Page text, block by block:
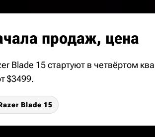
продаж, цена
Blade 15 стартуют в четвёртом
$3499.
Blade 15